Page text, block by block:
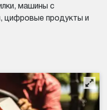
машины с
цифровые продукты и